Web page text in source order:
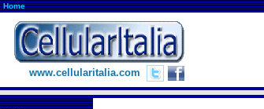
Home
www.cellularitalia.com